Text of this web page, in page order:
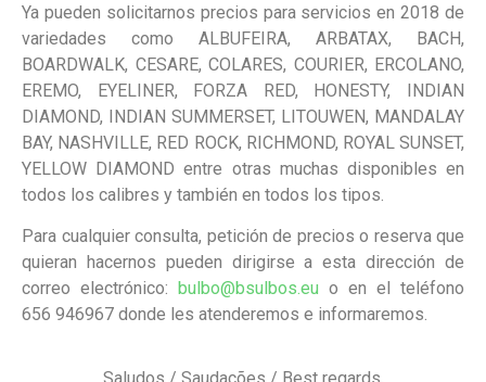
Ya pueden solicitarnos precios para servicios en 2018 de
variedades como ALBUFEIRA, ARBATAX, BACH,
BOARDWALK, CESARE, COLARES, COURIER, ERCOLANO,
EREMO, EYELINER, FORZA RED, HONESTY, INDIAN
DIAMOND, INDIAN SUMMERSET, LITOUWEN, MANDALAY
BAY, NASHVILLE, RED ROCK, RICHMOND, ROYAL SUNSET,
YELLOW DIAMOND entre otras muchas disponibles en
todos los calibres y también en todos los tipos.
Para cualquier consulta, petición de precios o reserva que
quieran hacernos pueden dirigirse a esta dirección de
correo electrónico:
bulbo@bsulbos.eu o en el teléfono
656 946967 donde les atenderemos e informaremos.
Saludos / Saudações / Best regards,